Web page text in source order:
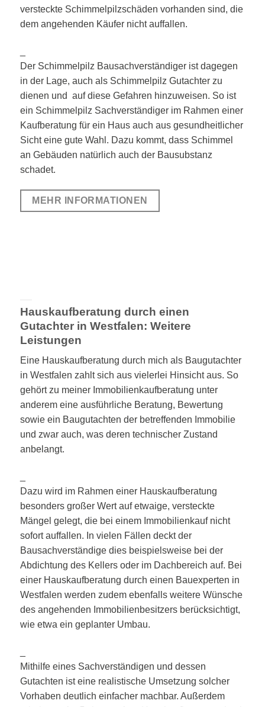
versteckte Schimmelpilzschäden vorhanden sind, die
dem angehenden Käufer nicht auffallen.
Der Schimmelpilz Bausachverständiger ist dagegen
in der Lage, auch als Schimmelpilz Gutachter zu
dienen und auf diese Gefahren hinzuweisen. So ist
ein Schimmelpilz Sachverständiger im Rahmen einer
Kaufberatung für ein Haus auch aus gesundheitlicher
Sicht eine gute Wahl. Dazu kommt, dass Schimmel
an Gebäuden natürlich auch der Bausubstanz
schadet.
MEHR INFORMATIONEN
Hauskaufberatung durch einen
Gutachter in Westfalen: Weitere
Leistungen
Eine Hauskaufberatung durch mich als Baugutachter
in Westfalen zahlt sich aus vielerlei Hinsicht aus. So
gehört zu meiner Immobilienkaufberatung unter
anderem eine ausführliche Beratung, Bewertung
sowie ein Baugutachten der betreffenden Immobilie
und zwar auch, was deren technischer Zustand
anbelangt.
Dazu wird im Rahmen einer Hauskaufberatung
besonders großer Wert auf etwaige, versteckte
Mängel gelegt, die bei einem Immobilienkauf nicht
sofort auffallen. In vielen Fällen deckt der
Bausachverständige dies beispielsweise bei der
Abdichtung des Kellers oder im Dachbereich auf. Bei
einer Hauskaufberatung durch einen Bauexperten in
Westfalen werden zudem ebenfalls weitere Wünsche
des angehenden Immobilienbesitzers berücksichtigt,
wie etwa ein geplanter Umbau.
Mithilfe eines Sachverständigen und dessen
Gutachten ist eine realistische Umsetzung solcher
Vorhaben deutlich einfacher machbar. Außerdem